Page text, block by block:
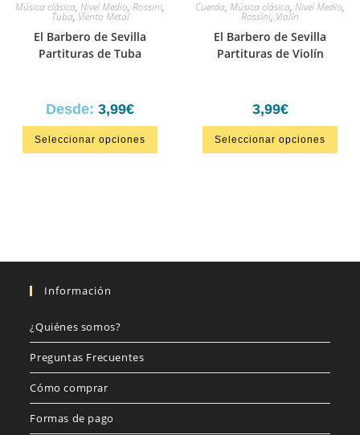
Música clásica, Nivel Medio, Rossini,
Tuba,Viento Metal
El Barbero de Sevilla
Partituras de Tuba
Desde: 3,99€
Seleccionar opciones
Cuerda, Música clásica, Nivel Medio,
Rossini, Violín
El Barbero de Sevilla
Partituras de Violín
3,99€
Seleccionar opciones
Información
¿Quiénes somos?
Preguntas Frecuentes
Cómo comprar
Formas de pago